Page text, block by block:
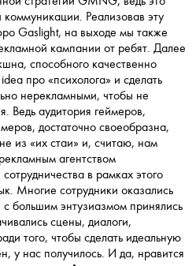
Реализовав эту
Gaslight, на выходе мы также
кампании от ребят. Далее
способного качественно
про «психолога» и сделать
нерекламными, чтобы не
Ведь аудитория геймеров,
достаточно своеобразна,
из «их стаи» и, считаю, нам
агентством
в рамках этого
Многие сотрудники оказались
большим энтузиазмом принялись
сцены, диалоги,
того, чтобы сделать идеальную
у нас получилось. И да, нравится